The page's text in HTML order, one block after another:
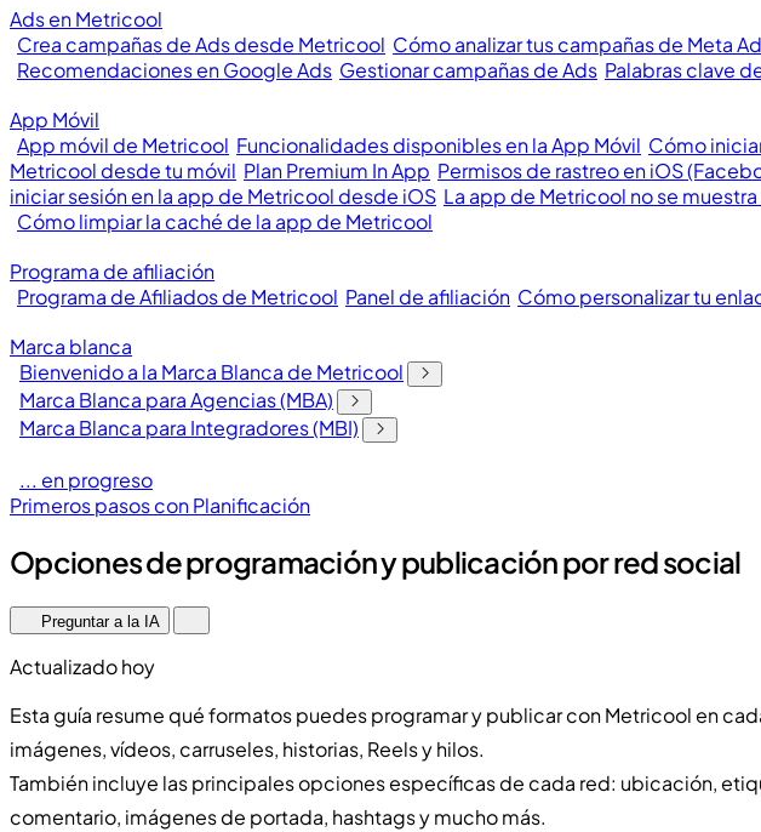
Ads en Metricool
Crea campañas de Ads desde Metricool Cómo analizar tus campañas de Meta
Recomendaciones en Google Ads Gestionar campañas de Ads Palabras clave
App Móvil
App móvil de Metricool Funcionalidades disponibles en la App Móvil Cómo
Metricool desde tu móvil Plan Premium In App Permisos de rastreo en iOS
iniciar sesión en la app de Metricool desde iOS La app de Metricool no se
Cómo limpiar la caché de la app de Metricool
Programa de afiliación
Programa de Afiliados de Metricool Panel de afiliación Cómo personalizar tu
Marca blanca
Bienvenido a la Marca Blanca de Metricool
Marca Blanca para Agencias (MBA)
Marca Blanca para Integradores (MBI)
... en progreso
Primeros pasos con Planificación
Opciones de programación y publicación por red social
Preguntar a la IA
Actualizado hoy
Esta guía resume qué formatos puedes programar y publicar con Metricool en
imágenes, vídeos, carruseles, historias, Reels y hilos.
También incluye las principales opciones específicas de cada red: ubicación,
comentario, imágenes de portada, hashtags y mucho más.